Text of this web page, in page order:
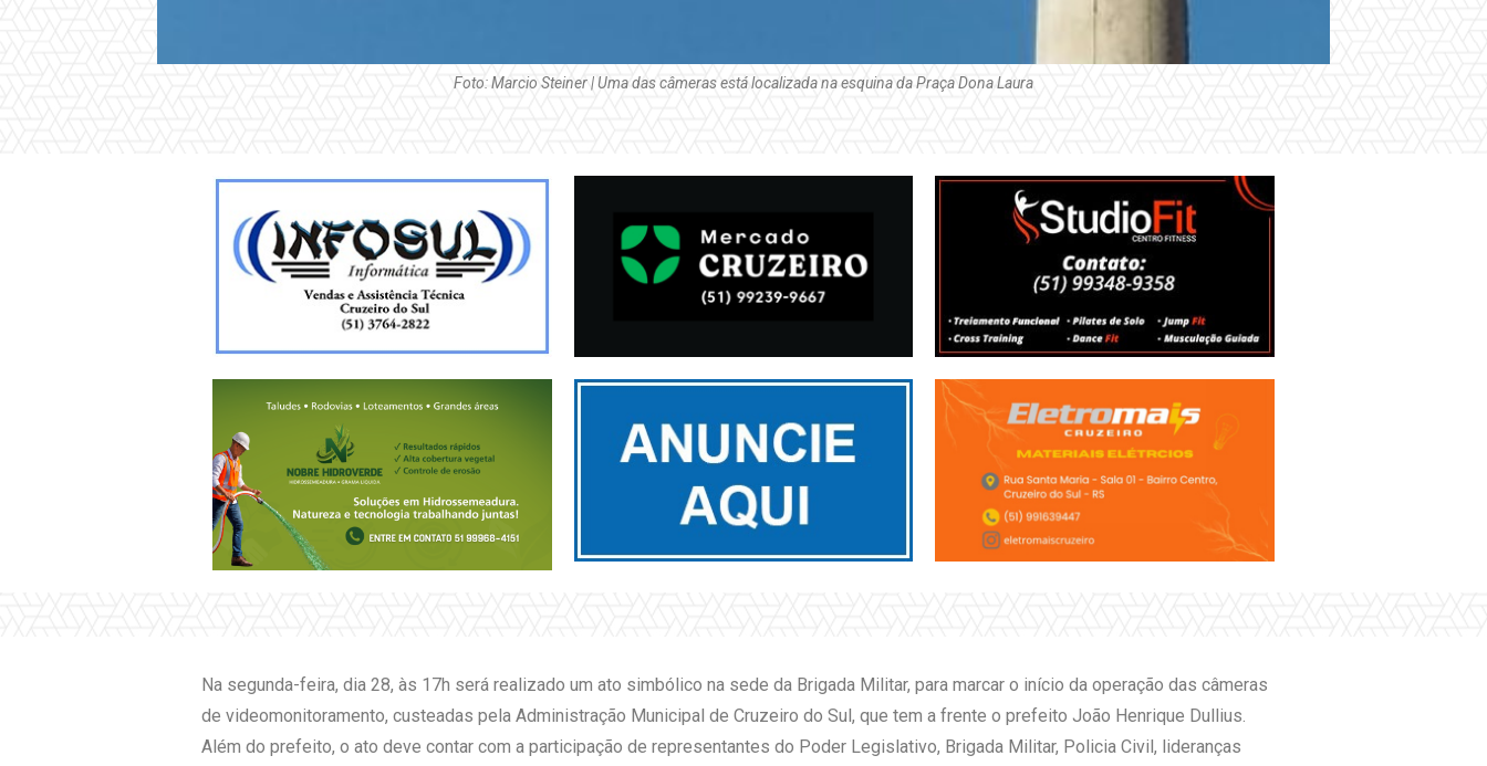
Foto: Marcio Steiner | Uma das câmeras está localizada na esquina da Praça Dona Laura
Na segunda-feira, dia 28, às 17h será realizado um ato simbólico na sede da Brigada Militar, para marcar o início da operação das câmeras
de videomonitoramento, custeadas pela Administração Municipal de Cruzeiro do Sul, que tem a frente o prefeito João Henrique Dullius.
Além do prefeito, o ato deve contar com a participação de representantes do Poder Legislativo, Brigada Militar, Policia Civil, lideranças